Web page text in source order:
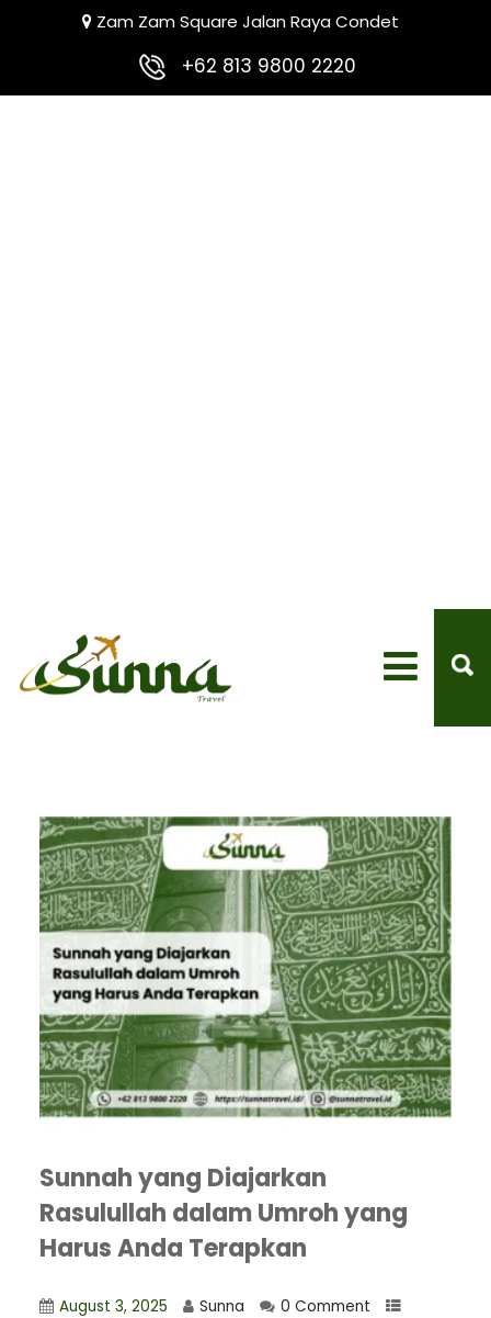
Zam Zam Square Jalan Raya Condet
+62 813 9800 2220
Sunnah yang Diajarkan
Rasulullah dalam Umroh yang
Harus Anda Terapkan
August 3, 2025 Sunna
0 Comment